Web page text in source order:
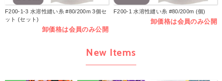
F200-1-3 水溶性縫い糸 #80/200m 3個セ
ット (セット)
卸価格は会員のみ公開
F200-1 水溶性縫い糸 #80/200m (個)
卸価格は会員のみ公開
New Items